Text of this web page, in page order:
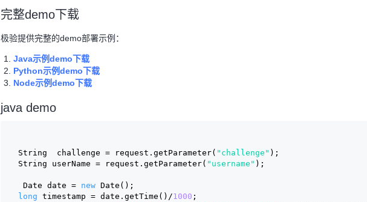
完整demo下载
极验提供完整的demo部署示例：
Java示例demo下载
Python示例demo下载
Node示例demo下载
java demo
String  challenge = request.getParameter( "challenge" );
String userName = request.getParameter( "username" );
Date date = new Date();
long timestamp = date.getTime()/1000 ;